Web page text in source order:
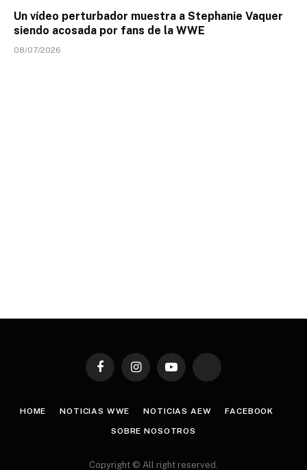
Un vídeo perturbador muestra a Stephanie Vaquer
siendo acosada por fans de la WWE
08/07/2026
FacebookInstagramYouTube TikTok
HOME NOTICIAS WWE NOTICIAS AEW FACEBOOK
SOBRE NOSOTROS
Copyright © All right reserved.